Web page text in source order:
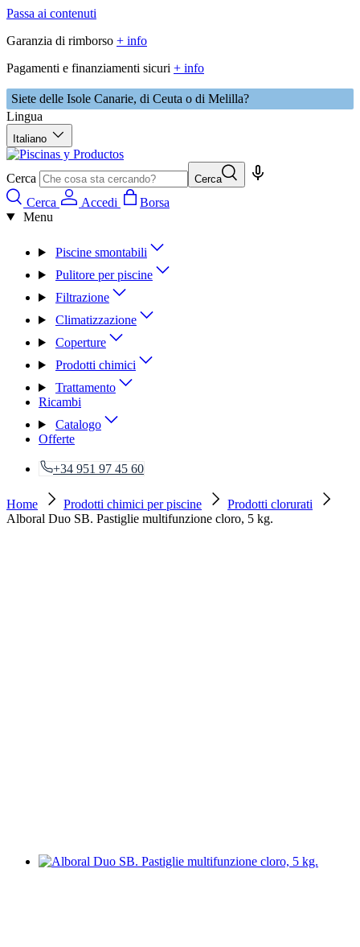
Passa ai contenuti
Garanzia di rimborso + info
Pagamenti e finanziamenti sicuri + info
Siete delle Isole Canarie, di Ceuta o di Melilla?
Lingua
Italiano
Cerca Cerca
Cerca Accedi
Borsa
Menu
Piscine smontabili
Pulitore per piscine
Filtrazione
Climatizzazione
Coperture
Prodotti chimici
Trattamento
Ricambi
Catalogo
Offerte
+34 951 97 45 60
Home Prodotti chimici per piscine
Prodotti clorurati
Alboral Duo SB. Pastiglie multifunzione cloro, 5 kg.